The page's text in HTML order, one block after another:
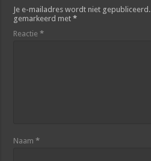
Je e-mailadres wordt niet gepubliceerd.
gemarkeerd met*
Reactie*
Naam*